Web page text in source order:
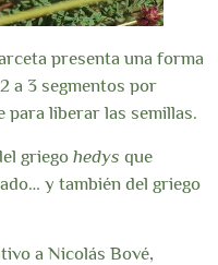
presenta una forma
a 3 segmentos por
para liberar las semillas.
griego hedys que
y también del griego
a Nicolás Bové,